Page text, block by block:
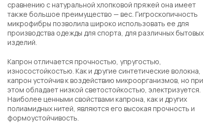
сравнению с натуральной хлопковой пряжей она имеет
также большое преимущество — вес. Гигроскопичность
микрофибры позволила широко использовать ее для
производства одежды для спорта, для различных бытовых
изделий.
Капрон отличается прочностью, упругостью,
износостойкостью. Как и другие синтетические волокна,
капрон устойчив к воздействию микроорганизмов, но при
этом обладает низкой светостойкостью, электризуется.
Наиболее ценными свойствами капрона, как и других
полиамидных нитей, являются его высокая прочность и
формоустойчивость.